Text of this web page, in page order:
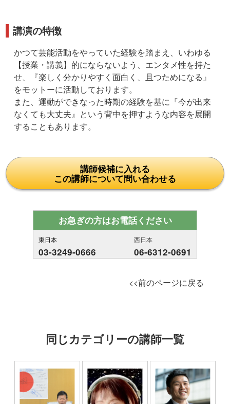
講演の特徴
かつて芸能活動をやっていた経験を踏まえ、いわゆる
【授業・講義】的にならないよう、エンタメ性を持た
せ、『楽しく分かりやすく面白く、且つためになる』
をモットーに活動しております。
また、運動ができなった時期の経験を基に『今が出来
なくても大丈夫』という背中を押すような内容を展開
することもあります。
講師候補に入れる
この講師について問い合わせる
お急ぎの方はお電話ください
東日本
03-3249-0666
西日本
06-6312-0691
<<前のページに戻る
同じカテゴリーの講師一覧